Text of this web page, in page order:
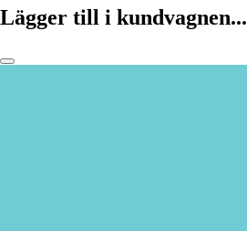
Lägger till i kundvagnen...